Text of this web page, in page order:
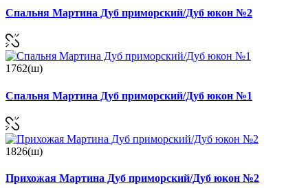
Спальня Мартина Дуб приморский/Дуб юкон №2
1762(ш)
Спальня Мартина Дуб приморский/Дуб юкон №1
1826(ш)
Прихожая Мартина Дуб приморский/Дуб юкон №2